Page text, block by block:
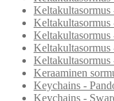
Keraaminen
Keychains -
Keychains -